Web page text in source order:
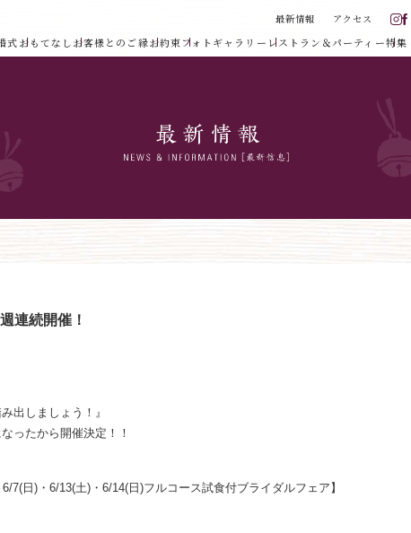
最新情報 アクセス
式おもてなしお客様とのご縁お約束フォトギャラリー レストラン＆パーティー特集
連続開催！
出しましょう！』
ったから開催決定！！
6/7(日)・6/13(土)・6/14(日)フルコース試食付ブライダルフェア】